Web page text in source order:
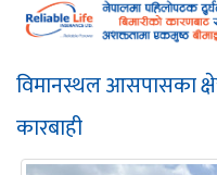
विमानस्थल आसपासका
कारबाही